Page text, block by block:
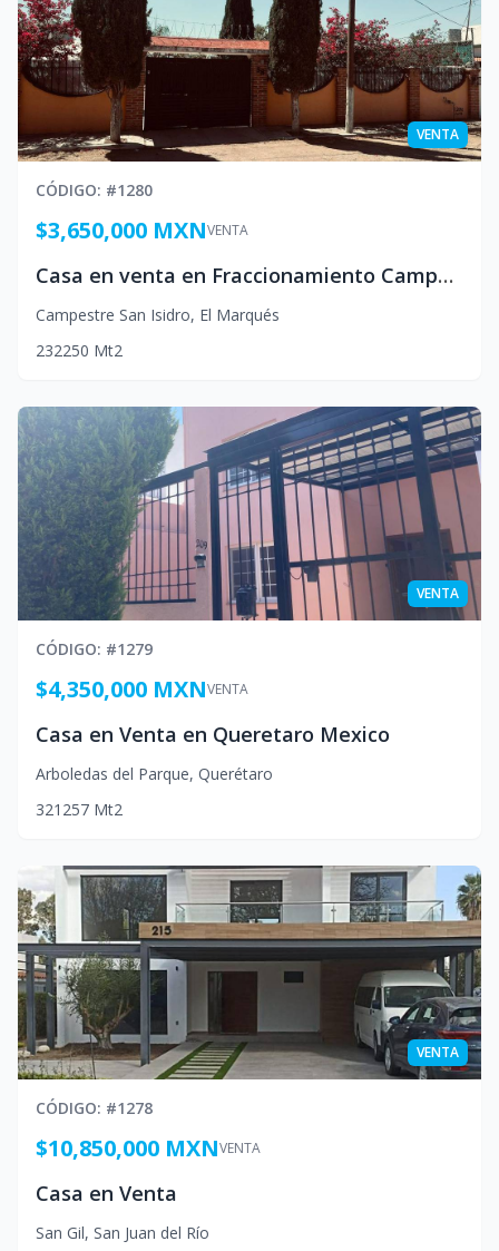
VENTA
CÓDIGO: #1280
VENTA
$3,650,000 MXN
Casa en venta en Fraccionamiento Campestre San Isidro
Campestre San Isidro, El Marqués
232250 Mt2
VENTA
CÓDIGO: #1279
VENTA
$4,350,000 MXN
Casa en Venta en Queretaro Mexico
Arboledas del Parque, Querétaro
321 257 Mt2
VENTA
CÓDIGO: #1278
VENTA
$10,850,000 MXN
Casa en Venta
San Gil, San Juan del Río